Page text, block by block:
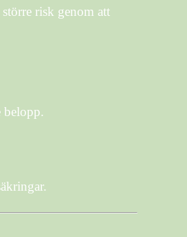
risk genom att
belopp.